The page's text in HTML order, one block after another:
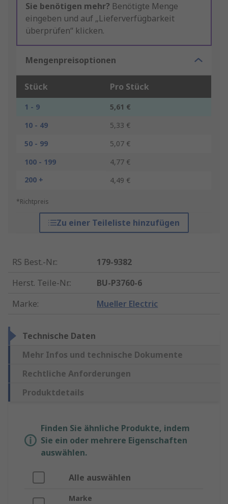
Sie benötigen mehr? Benötigte Menge
eingeben und auf „Lieferverfügbarkeit
überprüfen“ klicken.
Mengenpreisoptionen
Stück Pro Stück
1 - 9
5,61 €
10 - 49
5,33 €
50 - 99
5,07 €
100 - 199
4,77 €
200 +
4,49 €
*Richtpreis
Zu einer Teileliste hinzufügen
RS Best.-Nr.:
179-9382
Herst. Teile-Nr.:
BU-P3760-6
Marke: Mueller Electric
Technische Daten
Mehr Infos und technische Dokumente
Rechtliche Anforderungen
Produktdetails
Finden Sie ähnliche Produkte, indem
Sie ein oder mehrere Eigenschaften
auswählen.
Alle auswählen
Marke